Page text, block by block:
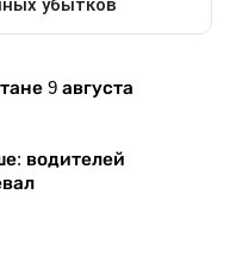
9 августа
водителей